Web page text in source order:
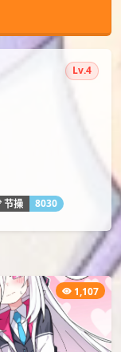
Lv.4
节操 8030
1,107